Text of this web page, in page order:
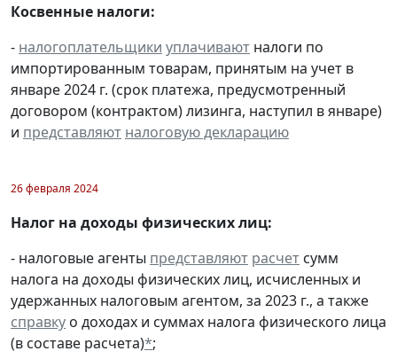
Косвенные налоги:
- налогоплательщики уплачивают налоги по
импортированным товарам, принятым на учет в
январе 2024 г. (срок платежа, предусмотренный
договором (контрактом) лизинга, наступил в январе)
и представляют налоговую декларацию
26 февраля 2024
Налог на доходы физических лиц:
- налоговые агенты представляют расчет сумм
налога на доходы физических лиц, исчисленных и
удержанных налоговым агентом, за 2023 г., а также
справку о доходах и суммах налога физического лица
(в составе расчета)*;